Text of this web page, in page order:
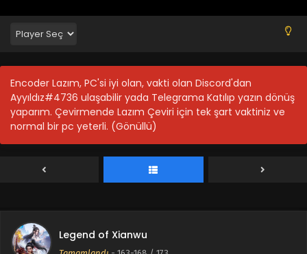
Encoder Lazım, PC'si iyi olan, vakti olan Discord'dan
Ayyıldız#4736 ulaşabilir yada Telegrama Katılıp yazın dönüş
yaparım. Çevirmende Lazım Çeviri için tek şart vaktiniz ve
normal bir pc yeterli. (Gönüllü)
Legend of Xianwu
Legend of Xianwu 171-173.Bölüm FİNAL